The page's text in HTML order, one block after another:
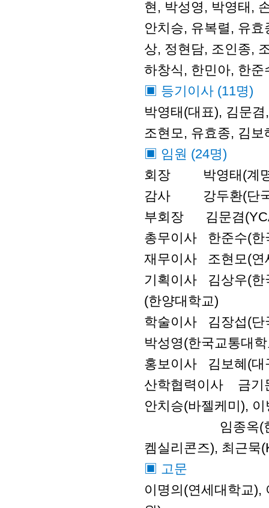
현, 박성영, 박영태,
안치승, 유복렬, 유
상, 정현담, 조인종,
하창식, 한민아, 한
▣ 등기이사 (11명)
박영태(대표), 김문
조현모, 유효종, 김보
▣ 임원 (24명)
회장 박영태(계명
감사 강두환(단국
부회장 김문겸
총무이사 한준수(한
재무이사 조현모(연
기획이사 김상우(한
(한양대학교)
학술이사 김장섭(단
박성영(한국교통대
홍보이사 김보혜(대
산학협력이사 금기
안치승(바젤케미),
임종옥(한국다
켐실리콘즈), 최근묵
▣ 고문
이명의(연세대학교),